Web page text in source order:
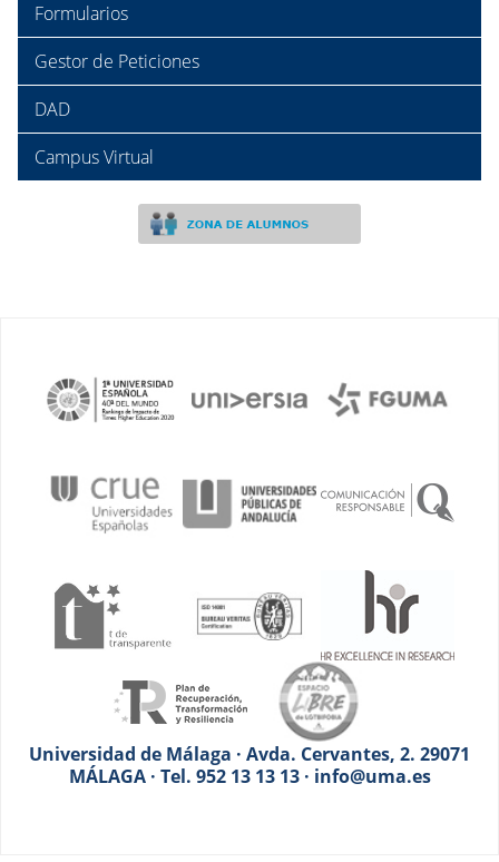
Formularios
Gestor de Peticiones
DAD
Campus Virtual
Universidad de Málaga · Avda. Cervantes, 2. 29071
MÁLAGA · Tel. 952 13 13 13 · info@uma.es